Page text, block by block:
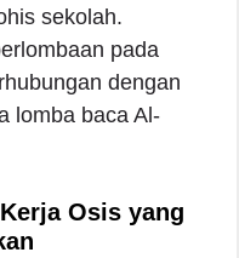
sekolah.
pada
dengan
lomba baca Al-
Osis yang